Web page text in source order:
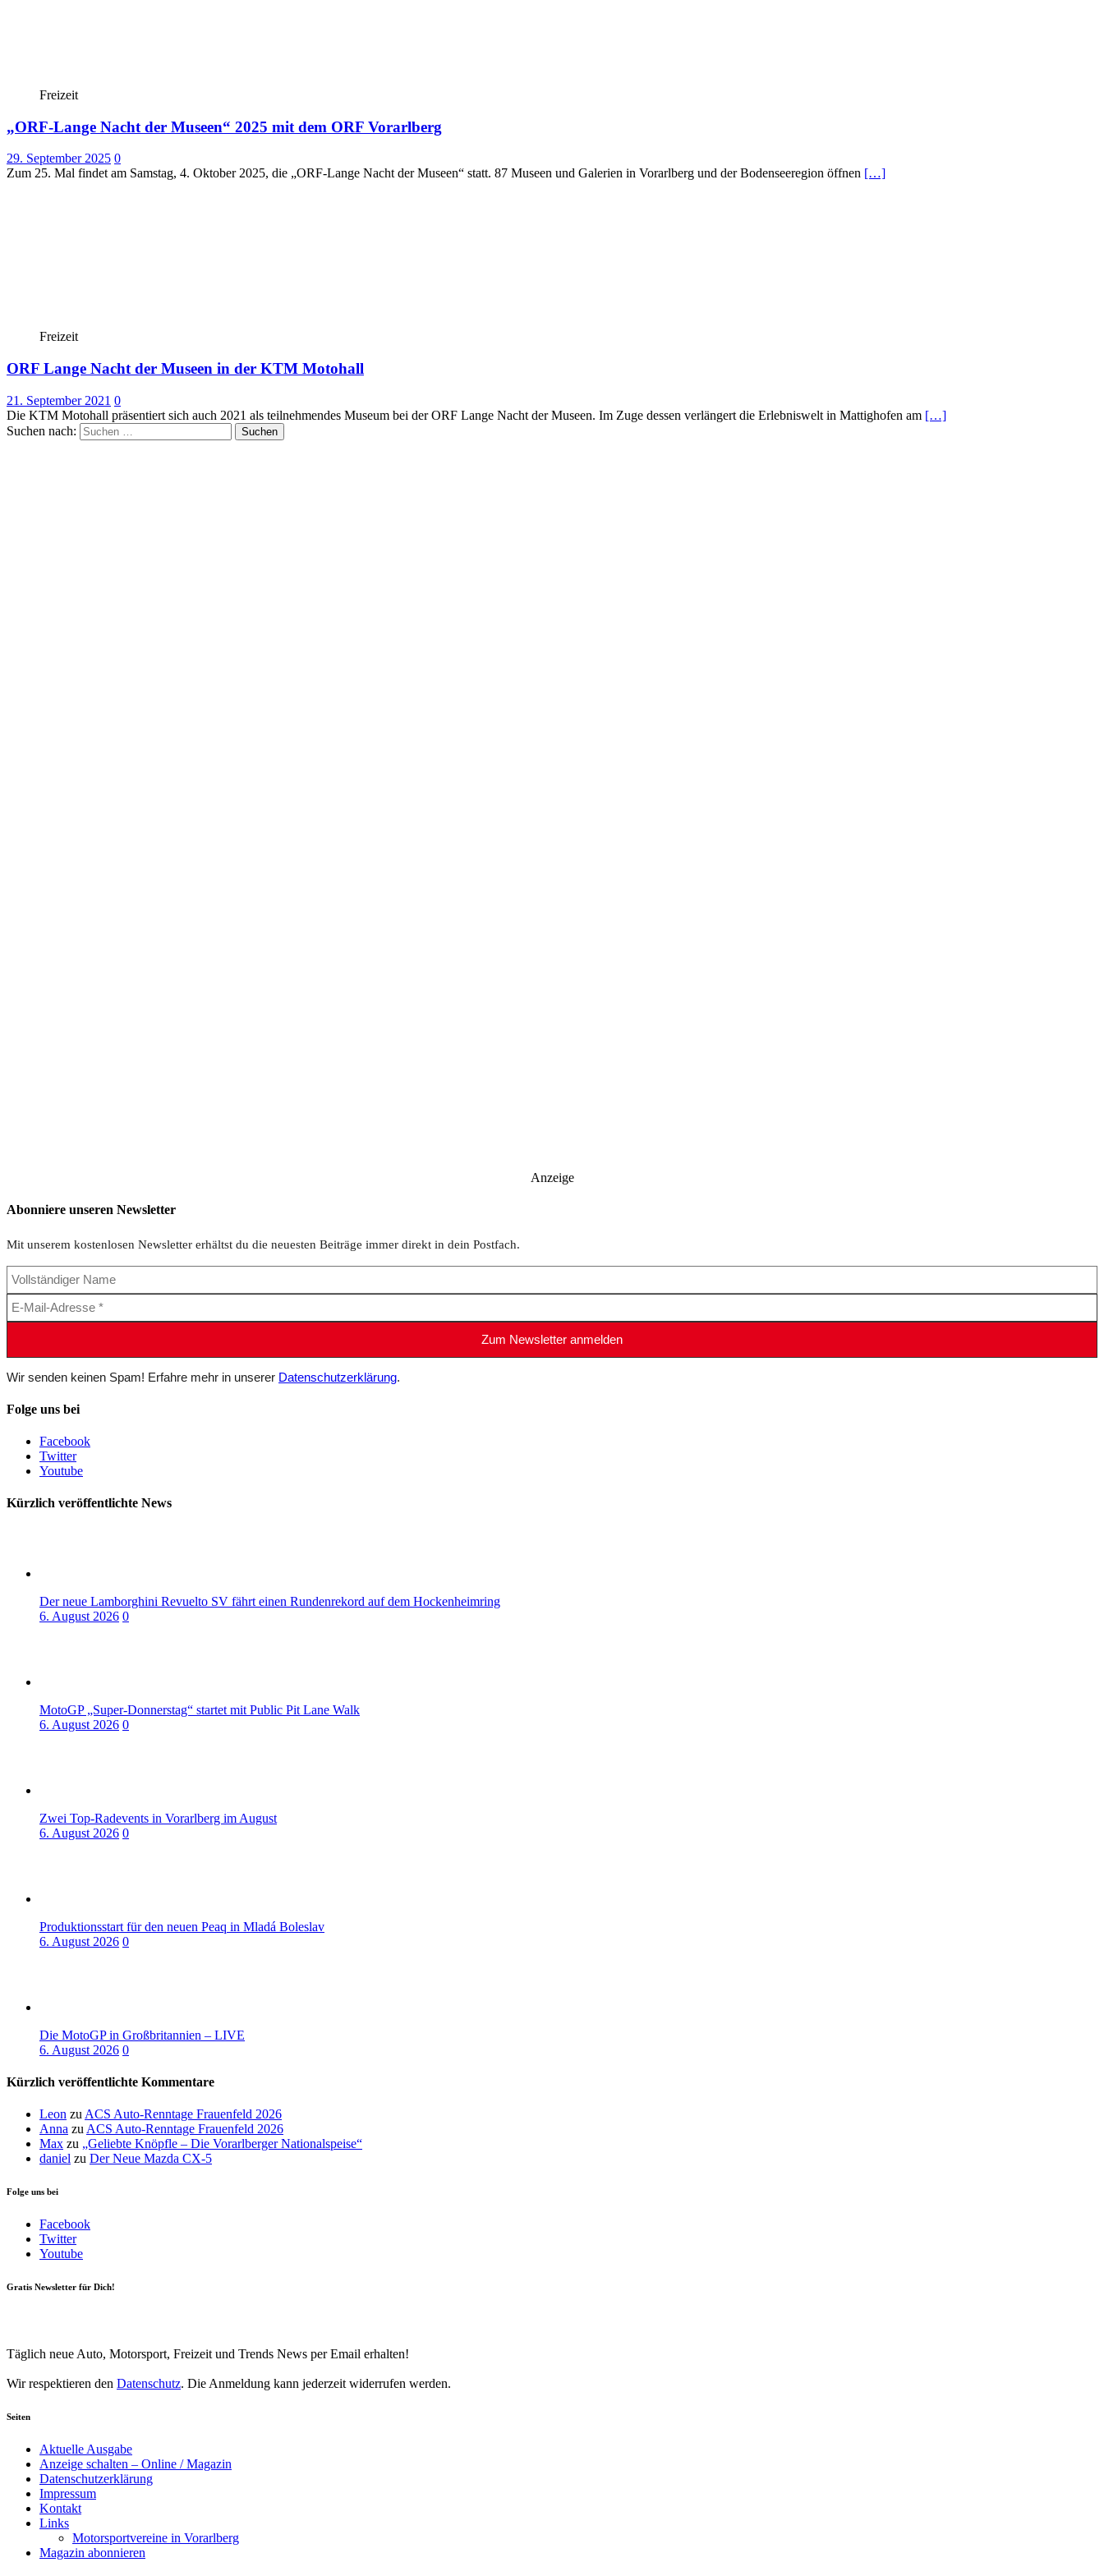
Freizeit
„ORF-Lange Nacht der Museen“ 2025 mit dem ORF Vorarlberg
29. September 2025 0
Zum 25. Mal findet am Samstag, 4. Oktober 2025, die „ORF-Lange Nacht der Museen“ statt. 87 Museen und Galerien in Vorarlberg und der Bodenseeregion öffnen […]
Freizeit
ORF Lange Nacht der Museen in der KTM Motohall
21. September 2021 0
Die KTM Motohall präsentiert sich auch 2021 als teilnehmendes Museum bei der ORF Lange Nacht der Museen. Im Zuge dessen verlängert die Erlebniswelt in Mattighofen am […]
Suchen nach:
Anzeige
Abonniere unseren Newsletter
Mit unserem kostenlosen Newsletter erhältst du die neuesten Beiträge immer direkt in dein Postfach.
Wir senden keinen Spam! Erfahre mehr in unserer Datenschutzerklärung.
Folge uns bei
Facebook
Twitter
Youtube
Kürzlich veröffentlichte News
Der neue Lamborghini Revuelto SV fährt einen Rundenrekord auf dem Hockenheimring
6. August 2026 0
MotoGP „Super-Donnerstag“ startet mit Public Pit Lane Walk
6. August 2026 0
Zwei Top-Radevents in Vorarlberg im August
6. August 2026 0
Produktionsstart für den neuen Peaq in Mladá Boleslav
6. August 2026 0
Die MotoGP in Großbritannien – LIVE
6. August 2026 0
Kürzlich veröffentlichte Kommentare
Leon zu ACS Auto-Renntage Frauenfeld 2026
Anna zu ACS Auto-Renntage Frauenfeld 2026
Max zu „Geliebte Knöpfle – Die Vorarlberger Nationalspeise“
daniel zu Der Neue Mazda CX-5
Folge uns bei
Facebook
Twitter
Youtube
Gratis Newsletter für Dich!
Täglich neue Auto, Motorsport, Freizeit und Trends News per Email erhalten!
Wir respektieren den Datenschutz. Die Anmeldung kann jederzeit widerrufen werden.
Seiten
Aktuelle Ausgabe
Anzeige schalten – Online / Magazin
Datenschutzerklärung
Impressum
Kontakt
Links
Motorsportvereine in Vorarlberg
Magazin abonnieren